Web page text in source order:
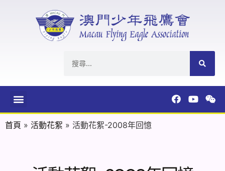
首頁 » 活動花絮 » 活動花絮-2008年回憶